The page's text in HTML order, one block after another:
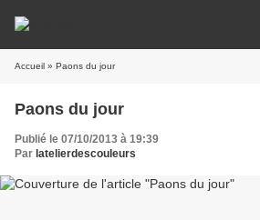
Accueil » Paons du jour
Paons du jour
Publié le 07/10/2013 à 19:39
Par latelierdescouleurs